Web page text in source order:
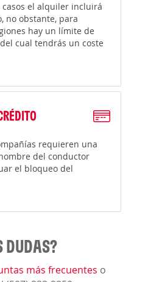
casos el alquiler incluirá
no obstante, para
hay un límite de
cual tendrás un coste
requieren una
del conductor
el bloqueo del
DUDAS?
más frecuentes o